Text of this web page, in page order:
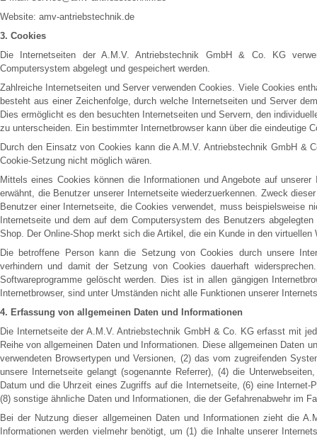
Website: amv-antriebstechnik.de
3. Cookies
Die Internetseiten der A.M.V. Antriebstechnik GmbH & Co. KG
Computersystem abgelegt und gespeichert werden.
Zahlreiche Internetseiten und Server verwenden Cookies. Viele Cookies
besteht aus einer Zeichenfolge, durch welche Internetseiten und Server
Dies ermöglicht es den besuchten Internetseiten und Servern, den
zu unterscheiden. Ein bestimmter Internetbrowser kann über die eindeutige
Durch den Einsatz von Cookies kann die A.M.V. Antriebstechnik GmbH &
Cookie-Setzung nicht möglich wären.
Mittels eines Cookies können die Informationen und Angebote auf
erwähnt, die Benutzer unserer Internetseite wiederzuerkennen. Zweck
Benutzer einer Internetseite, die Cookies verwendet, muss beispielsweise
Internetseite und dem auf dem Computersystem des Benutzers
Shop. Der Online-Shop merkt sich die Artikel, die ein Kunde in den virtuellen
Die betroffene Person kann die Setzung von Cookies durch unsere
verhindern und damit der Setzung von Cookies dauerhaft
Softwareprogramme gelöscht werden. Dies ist in allen gängigen
Internetbrowser, sind unter Umständen nicht alle Funktionen unserer
4. Erfassung von allgemeinen Daten und Informationen
Die Internetseite der A.M.V. Antriebstechnik GmbH & Co. KG erfasst mit
Reihe von allgemeinen Daten und Informationen. Diese allgemeinen Daten
verwendeten Browsertypen und Versionen, (2) das vom zugreifenden
unsere Internetseite gelangt (sogenannte Referrer), (4) die
Datum und die Uhrzeit eines Zugriffs auf die Internetseite, (6) eine
(8) sonstige ähnliche Daten und Informationen, die der Gefahrenabwehr im
Bei der Nutzung dieser allgemeinen Daten und Informationen zieht die
Informationen werden vielmehr benötigt, um (1) die Inhalte unserer